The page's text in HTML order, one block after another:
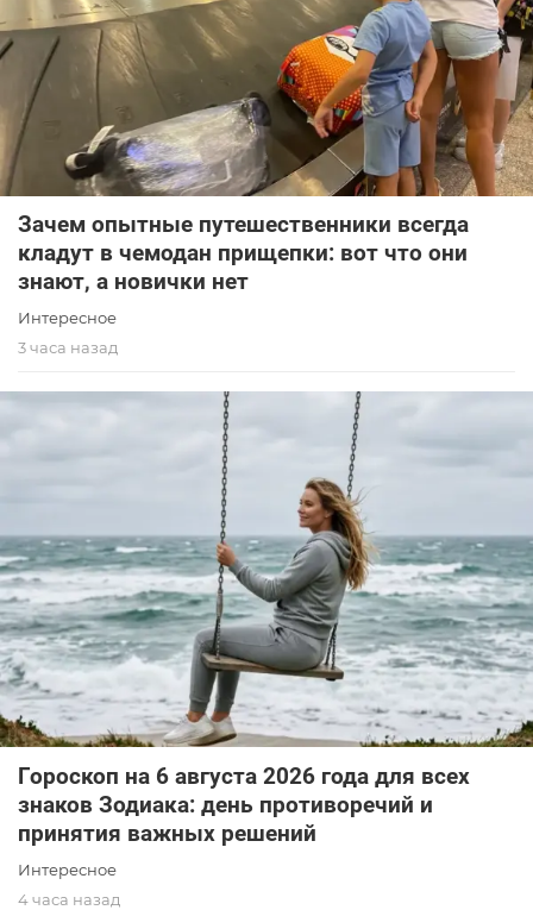
Зачем опытные путешественники всегда
кладут в чемодан прищепки: вот что они
знают, а новички нет
Интересное
3 часа назад
Гороскоп на 6 августа 2026 года для всех
знаков Зодиака: день противоречий и
принятия важных решений
Интересное
4 часа назад